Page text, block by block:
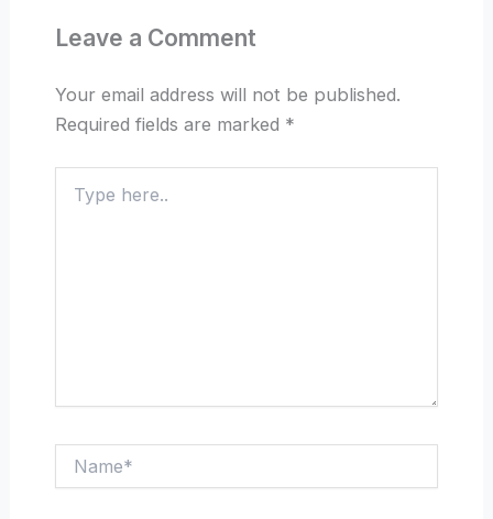
Leave a Comment
Your email address will not be published.
Required fields are marked *
here..